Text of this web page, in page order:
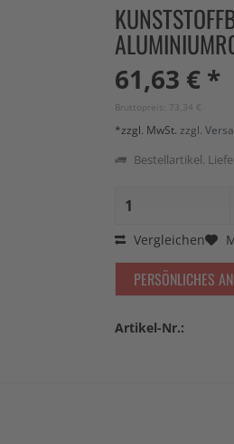
61,63 € *
Bruttopreis: 73,34 €
*zzgl. MwSt. zzgl.
Bestellartikel.
Vergleichen
PERSÖNLICHES
Artikel-Nr.: